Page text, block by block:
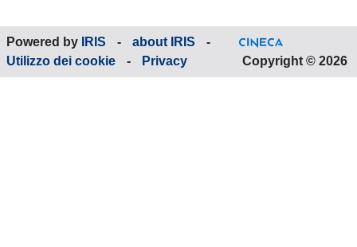
Powered by IRIS - about IRIS
-
Utilizzo dei cookie
- Privacy Copyright © 2026